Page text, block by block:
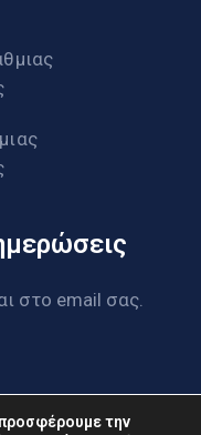
στο email σας.
την